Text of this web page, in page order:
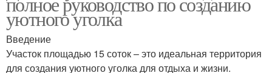
уютного уголка
Введение
Участок площадью 15 соток – это идеальная территория
для создания уютного уголка для отдыха и жизни.